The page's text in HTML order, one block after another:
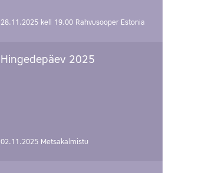
28.11.2025 kell 19.00 Rahvusooper Estonia
Hingedepäev 2025
02.11.2025 Metsakalmistu